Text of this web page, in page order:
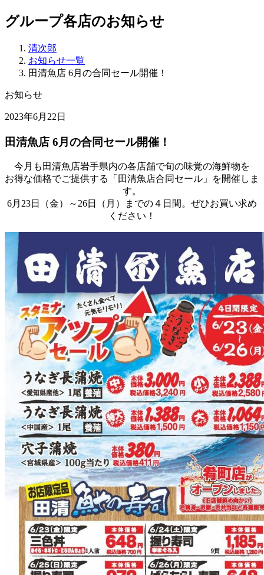
グループ各店のお知らせ
清次郎
お知らせ一覧
田清魚店 6月の合同セール開催！
お知らせ
2023年6月22日
田清魚店 6月の合同セール開催！
今月も田清魚店岩手県内の各店舗で旬の味覚の海鮮物を
お得な価格でご提供する「田清魚店合同セール」を開催しま
す。
6月23日（金）～26日（月）までの４日間。ぜひお買い求め
ください！